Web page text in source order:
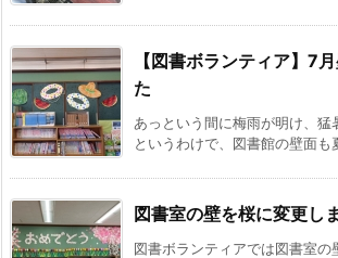
【図書ボランティア】7
た
あっという間に梅雨が明け、猛
というわけで、図書館の壁面も
図書室の壁を桜に変更し
図書ボランティアでは図書室の